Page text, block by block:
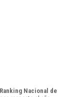
Ranking Nacional de